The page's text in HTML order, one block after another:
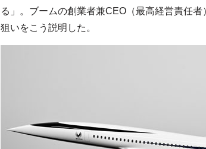
る」。ブームの創業者兼CEO（最高経営責任
狙いをこう説明した。